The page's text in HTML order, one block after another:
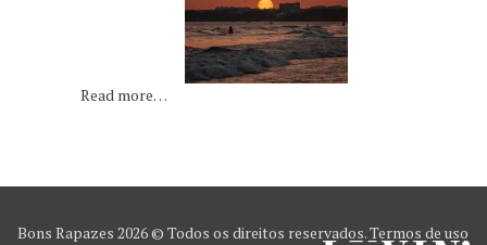
Read more…
Bons Rapazes 2026 © Todos os direitos reservados.Termos de uso